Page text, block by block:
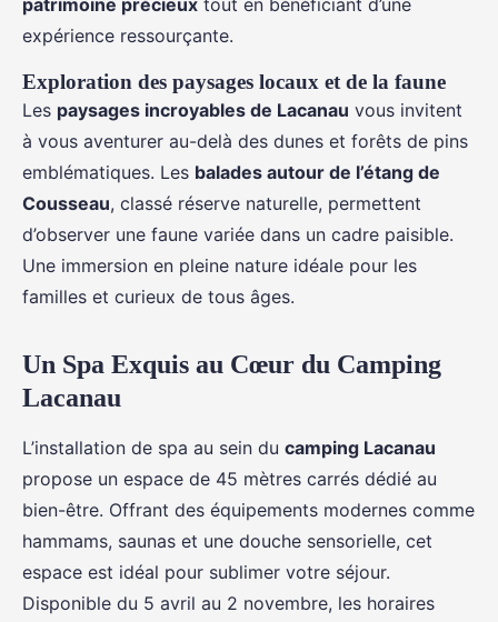
patrimoine précieux tout en bénéficiant d’une
expérience ressourçante.
Exploration des paysages locaux et de la faune
Les paysages incroyables de Lacanau vous invitent
à vous aventurer au-delà des dunes et forêts de pins
emblématiques. Les balades autour de l’étang de
Cousseau, classé réserve naturelle, permettent
d’observer une faune variée dans un cadre paisible.
Une immersion en pleine nature idéale pour les
familles et curieux de tous âges.
Un Spa Exquis au Cœur du Camping
Lacanau
L’installation de spa au sein du camping Lacanau
propose un espace de 45 mètres carrés dédié au
bien-être. Offrant des équipements modernes comme
hammams, saunas et une douche sensorielle, cet
espace est idéal pour sublimer votre séjour.
Disponible du 5 avril au 2 novembre, les horaires